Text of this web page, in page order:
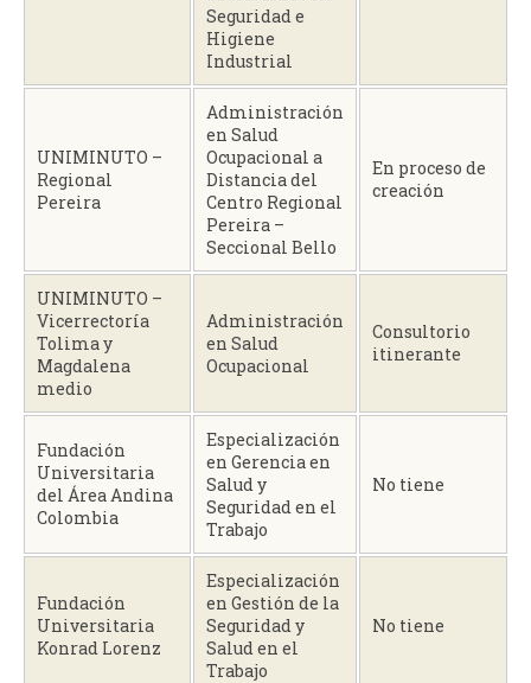
Seguridad e
Higiene
Industrial
UNIMINUTO –
Regional
Pereira
Administración
en Salud
Ocupacional a
Distancia del
Centro Regional
Pereira –
Seccional Bello
En proceso de
creación
UNIMINUTO –
Vicerrectoría
Tolima y
Magdalena
medio
Administración
en Salud
Ocupacional
Consultorio
itinerante
Fundación
Universitaria
del Área Andina
Colombia
Especialización
en Gerencia en
Salud y
Seguridad en el
Trabajo
No tiene
Fundación
Universitaria
Konrad Lorenz
Especialización
en Gestión de la
Seguridad y
Salud en el
Trabajo
No tiene